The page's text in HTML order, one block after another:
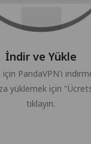
İndir ve Yükle
için PandaVPN'i
yüklemek için
tıklayın.